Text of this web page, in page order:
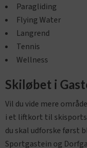
Paragliding
Flying Water
Langrend
Tennis
Wellness
Skiløbet i
Vil du vide mere
i et liftkort til
du skal udforske først
Sportgastein og